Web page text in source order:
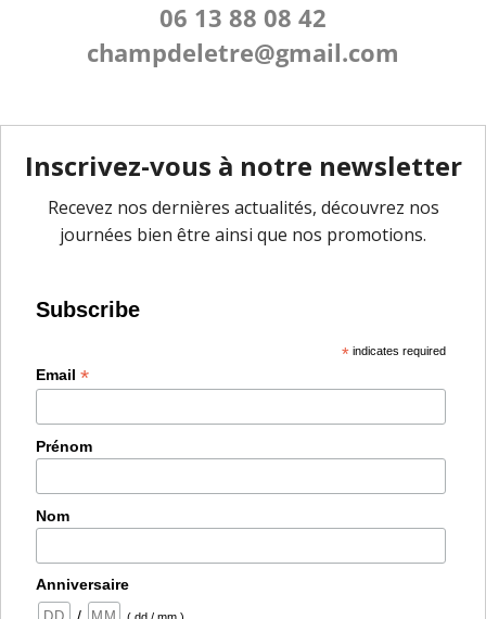
06 13 88 08 42
champdeletre@gmail.com